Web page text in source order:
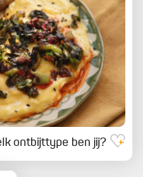
ontbijttype ben jij?